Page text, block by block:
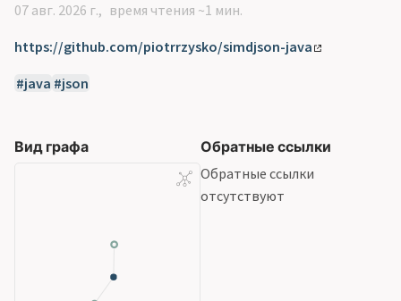
07 авг. 2026 г. время чтения ~1 мин.
https://github.com/piotrrzysko/simdjson-java
java json
Вид графа
Обратные ссылки
Обратные ссылки
отсутствуют